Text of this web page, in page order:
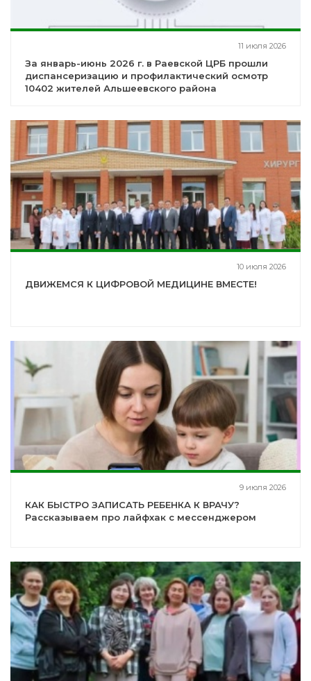
11 июля 2026
За январь-июнь 2026 г. в Раевской ЦРБ прошли
диспансеризацию и профилактический осмотр
10402 жителей Альшеевского района
10 июля 2026
ДВИЖЕМСЯ К ЦИФРОВОЙ МЕДИЦИНЕ ВМЕСТЕ!
9 июля 2026
КАК БЫСТРО ЗАПИСАТЬ РЕБЕНКА К ВРАЧУ?
Рассказываем про лайфхак с мессенджером